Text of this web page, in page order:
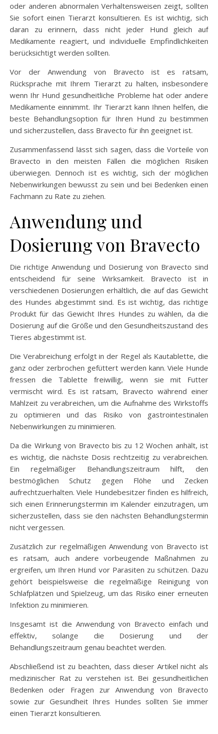
oder anderen abnormalen Verhaltensweisen zeigt, sollten
Sie sofort einen Tierarzt konsultieren. Es ist wichtig, sich
daran zu erinnern, dass nicht jeder Hund gleich auf
Medikamente reagiert, und individuelle Empfindlichkeiten
berücksichtigt werden sollten.
Vor der Anwendung von Bravecto ist es ratsam,
Rücksprache mit Ihrem Tierarzt zu halten, insbesondere
wenn Ihr Hund gesundheitliche Probleme hat oder andere
Medikamente einnimmt. Ihr Tierarzt kann Ihnen helfen, die
beste Behandlungsoption für Ihren Hund zu bestimmen
und sicherzustellen, dass Bravecto für ihn geeignet ist.
Zusammenfassend lässt sich sagen, dass die Vorteile von
Bravecto in den meisten Fällen die möglichen Risiken
überwiegen. Dennoch ist es wichtig, sich der möglichen
Nebenwirkungen bewusst zu sein und bei Bedenken einen
Fachmann zu Rate zu ziehen.
Anwendung und
Dosierung von Bravecto
Die richtige Anwendung und Dosierung von Bravecto sind
entscheidend für seine Wirksamkeit. Bravecto ist in
verschiedenen Dosierungen erhältlich, die auf das Gewicht
des Hundes abgestimmt sind. Es ist wichtig, das richtige
Produkt für das Gewicht Ihres Hundes zu wählen, da die
Dosierung auf die Größe und den Gesundheitszustand des
Tieres abgestimmt ist.
Die Verabreichung erfolgt in der Regel als Kautablette, die
ganz oder zerbrochen gefüttert werden kann. Viele Hunde
fressen die Tablette freiwillig, wenn sie mit Futter
vermischt wird. Es ist ratsam, Bravecto während einer
Mahlzeit zu verabreichen, um die Aufnahme des Wirkstoffs
zu optimieren und das Risiko von gastrointestinalen
Nebenwirkungen zu minimieren.
Da die Wirkung von Bravecto bis zu 12 Wochen anhält, ist
es wichtig, die nächste Dosis rechtzeitig zu verabreichen.
Ein regelmäßiger Behandlungszeitraum hilft, den
bestmöglichen Schutz gegen Flöhe und Zecken
aufrechtzuerhalten. Viele Hundebesitzer finden es hilfreich,
sich einen Erinnerungstermin im Kalender einzutragen, um
sicherzustellen, dass sie den nächsten Behandlungstermin
nicht vergessen.
Zusätzlich zur regelmäßigen Anwendung von Bravecto ist
es ratsam, auch andere vorbeugende Maßnahmen zu
ergreifen, um Ihren Hund vor Parasiten zu schützen. Dazu
gehört beispielsweise die regelmäßige Reinigung von
Schlafplätzen und Spielzeug, um das Risiko einer erneuten
Infektion zu minimieren.
Insgesamt ist die Anwendung von Bravecto einfach und
effektiv, solange die Dosierung und der
Behandlungszeitraum genau beachtet werden.
Abschließend ist zu beachten, dass dieser Artikel nicht als
medizinischer Rat zu verstehen ist. Bei gesundheitlichen
Bedenken oder Fragen zur Anwendung von Bravecto
sowie zur Gesundheit Ihres Hundes sollten Sie immer
einen Tierarzt konsultieren.